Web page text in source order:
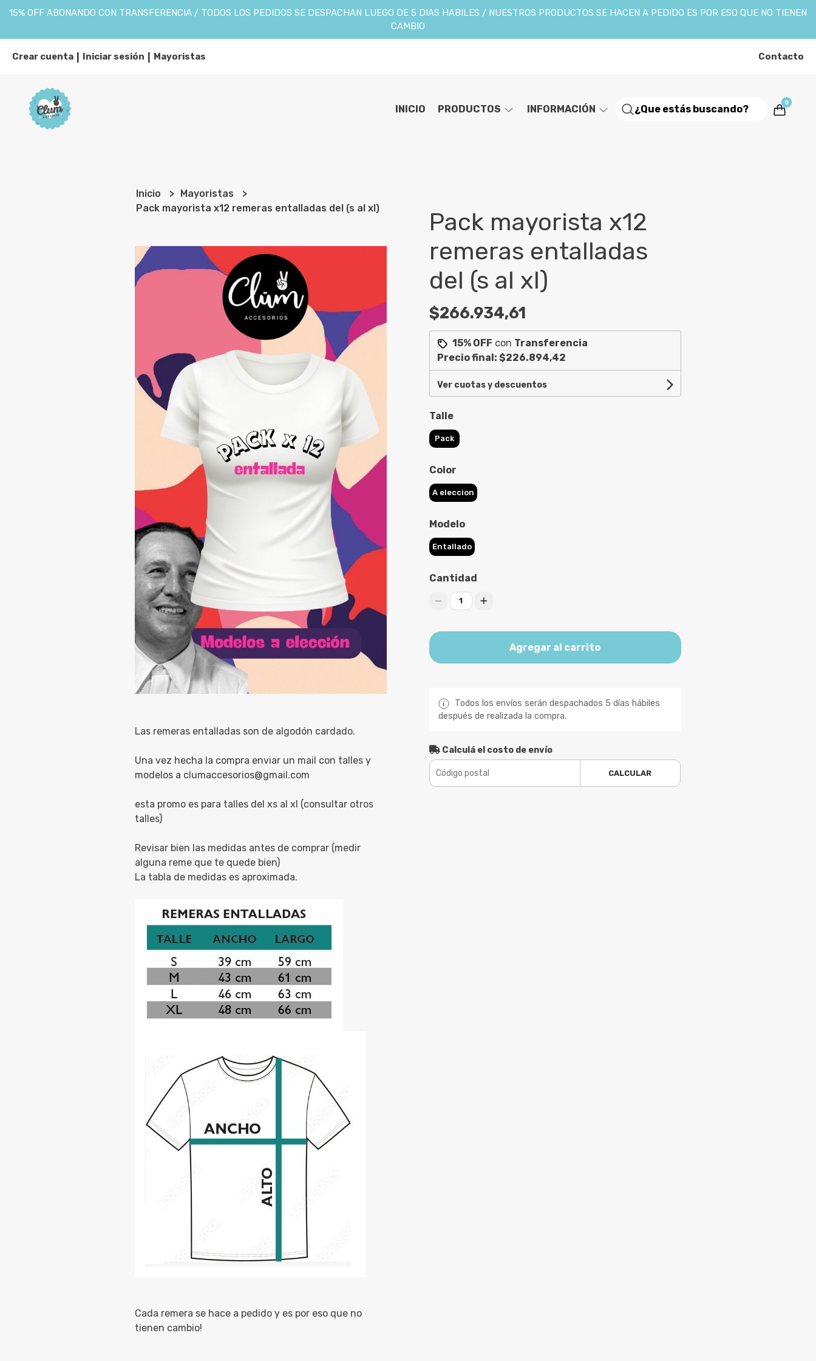
15% OFF ABONANDO CON TRANSFERENCIA / TODOS LOS PEDIDOS SE DESPACHAN LUEGO DE 5 DIAS HABILES / NUESTROS PRODUCTOS SE HACEN A PEDIDO ES POR ESO QUE NO TIENEN
CAMBIO
Crear cuenta Iniciar sesión Mayoristas Contacto
INICIO PRODUCTOS INFORMACIÓN
0
Inicio
Mayoristas
Pack mayorista x12 remeras entalladas del (s al xl)
Las remeras entalladas son de algodón cardado.
Una vez hecha la compra enviar un mail con talles y
modelos a clumaccesorios@gmail.com
esta promo es para talles del xs al xl (consultar otros
talles)
Revisar bien las medidas antes de comprar (medir
alguna reme que te quede bien)
La tabla de medidas es aproximada.
Cada remera se hace a pedido y es por eso que no
tienen cambio!
Pack mayorista x12
remeras entalladas
del (s al xl)
$266.934,61
15% OFF con Transferencia
Precio final: $226.894,42
Ver cuotas y descuentos
Talle
Pack
Color
A eleccion
Modelo
Entallado
Cantidad
1
Agregar al carrito
Todos los envíos serán despachados 5 días hábiles
después de realizada la compra.
Calculá el costo de envío
CALCULAR